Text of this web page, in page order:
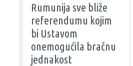
Rumunija sve bliže
referendumu kojim
bi Ustavom
onemogućila bračnu
jednakost